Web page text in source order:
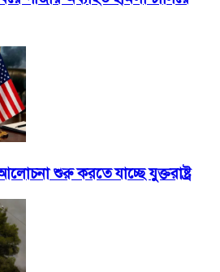
শুরু করতে যাচ্ছে যুক্তরাষ্ট্র